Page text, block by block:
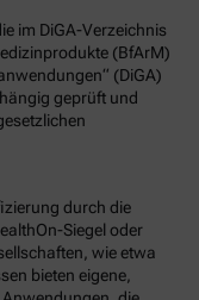
im DiGA-Verzeichnis
(BfArM)
(DiGA)
geprüft und
durch die
Siegel oder
wie etwa
bieten eigene,